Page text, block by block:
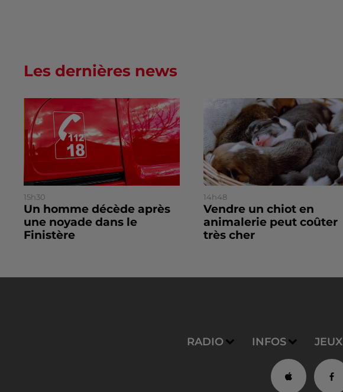
Les dernières news
15h30
Un homme décède après
une noyade dans le
Finistère
14h48
Vendre un chiot en
animalerie peut coûter
très cher
RADIO INFOS JEUX